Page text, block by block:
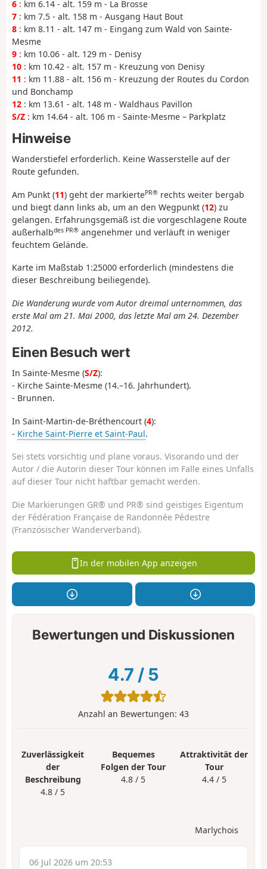
6 : km 6.14 - alt. 159 m - La Brosse
7 : km 7.5 - alt. 158 m - Ausgang Haut Bout
8 : km 8.11 - alt. 147 m - Eingang zum Wald von Sainte-
Mesme
9 : km 10.06 - alt. 129 m - Denisy
10 : km 10.42 - alt. 157 m - Kreuzung von Denisy
11 : km 11.88 - alt. 156 m - Kreuzung der Routes du Cordon
und Bonchamp
12 : km 13.61 - alt. 148 m - Waldhaus Pavillon
S/Z : km 14.64 - alt. 106 m - Sainte-Mesme – Parkplatz
Hinweise
Wanderstiefel erforderlich. Keine Wasserstelle auf der
Route gefunden.
Am Punkt (11) geht der markiertePR® rechts weiter bergab
und biegt dann links ab, um an den Wegpunkt (12) zu
gelangen. Erfahrungsgemäß ist die vorgeschlagene Route
außerhalbdes PR® angenehmer und verläuft in weniger
feuchtem Gelände.
Karte im Maßstab 1:25000 erforderlich (mindestens die
dieser Beschreibung beiliegende).
Die Wanderung wurde vom Autor dreimal unternommen, das
erste Mal am 21. Mai 2000, das letzte Mal am 24. Dezember
2012.
Einen Besuch wert
In Sainte-Mesme (S/Z):
- Kirche Sainte-Mesme (14.–16. Jahrhundert).
- Brunnen.
In Saint-Martin-de-Bréthencourt (4):
- Kirche Saint-Pierre et Saint-Paul.
Sei stets vorsichtig und plane voraus. Visorando und der
Autor / die Autorin dieser Tour können im Falle eines Unfalls
auf dieser Tour nicht haftbar gemacht werden.
Die Markierungen GR® und PR® sind geistiges Eigentum
der Fédération Française de Randonnée Pédestre
(Französischer Wanderverband).
In der mobilen App anzeigen
Bewertungen und Diskussionen
4.7 / 5
Anzahl an Bewertungen: 43
Zuverlässigkeit
der
Beschreibung
4.8 / 5
Bequemes
Folgen der Tour
4.8 / 5
Attraktivität der
Tour
4.4 / 5
Marlychois
06 Jul 2026 um 20:53